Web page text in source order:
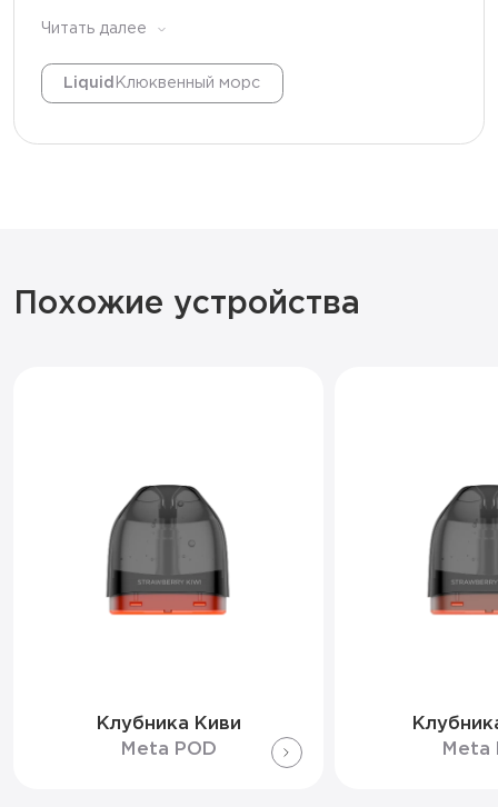
Читать далее
Liquid Клюквенный морс
Похожие устройства
Клубника Киви
Meta POD
Meta